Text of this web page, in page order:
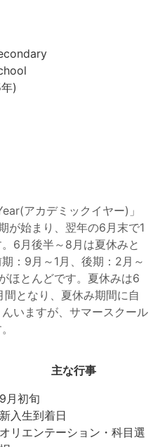
)
アカデミックイヤー)」
が始まり、翌年の6月末で1
6月後半～8月は夏休みと
：9月～1月、後期：2月～
ほとんどです。夏休みは6
となり、夏休み期間に自
いますが、サマースクール
主な行事
9月初旬
新入生到着日
オリエンテーション・科目選